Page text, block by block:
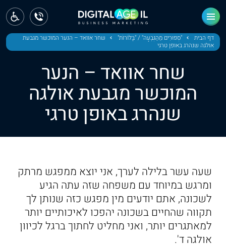
דף הבית "סִפּוּרִים מֵהַגִּבְעָה" / "בָּלֹוֹרוֹת"
שחר אוואד – הנער המוכשר מגבעת
אולגה שנהרג באופן טרגי
שחר אוואד – הנער
המוכשר מגבעת אולגה
שנהרג באופן טרגי
שעה עשר בלילה לערך, אני יוצא ממפגש מרתק
ומרגש במיוחד עם משפחה שזה עתה הגיע
לשכונה, אתם יודעים מין מפגש כזה שנותן לך
תקווה שהחיים בשכונה יהפכו לאיכותיים יותר
למאתגרים יותר, ואני מחליט לחתוך ברגל לכיוון
אולגה ד'.
ראשי
חדשות
מחוז חיפה
מחוז מרכז
תל אביב